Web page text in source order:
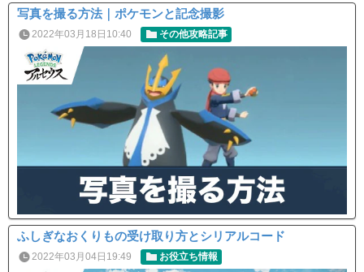
写真を撮る方法｜ポケモンと記念撮影
2022年03月18日10:40 その他攻略記事
ふしぎなおくりもの受け取り方とシリアルコード
2022年03月04日19:49 お役立ち情報